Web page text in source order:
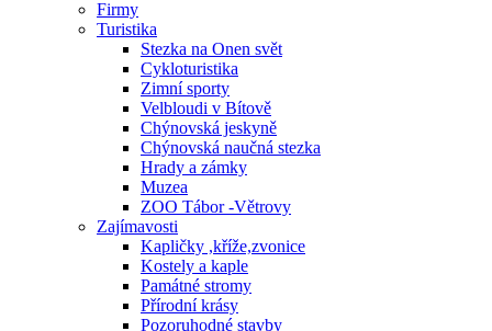
Firmy
Turistika
Stezka na Onen svět
Cykloturistika
Zimní sporty
Velbloudi v Bítově
Chýnovská jeskyně
Chýnovská naučná stezka
Hrady a zámky
Muzea
ZOO Tábor -Větrovy
Zajímavosti
Kapličky ,kříže,zvonice
Kostely a kaple
Památné stromy
Přírodní krásy
Pozoruhodné stavby